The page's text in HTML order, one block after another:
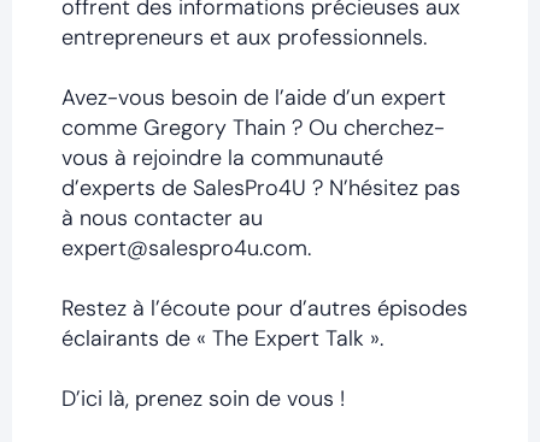
offrent des informations précieuses aux
entrepreneurs et aux professionnels.
Avez-vous besoin de l’aide d’un expert
comme Gregory Thain ? Ou cherchez-
vous à rejoindre la communauté
d’experts de SalesPro4U ? N’hésitez pas
à nous contacter au
expert@salespro4u.com.
Restez à l’écoute pour d’autres épisodes
éclairants de « The Expert Talk ».
D’ici là, prenez soin de vous !